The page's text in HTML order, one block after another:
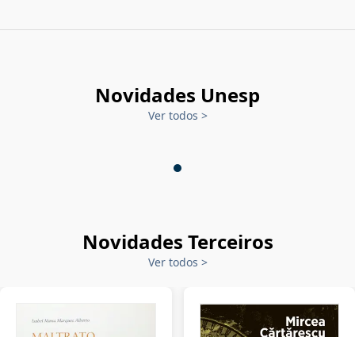
Novidades Unesp
Ver todos >
Novidades Terceiros
Ver todos >